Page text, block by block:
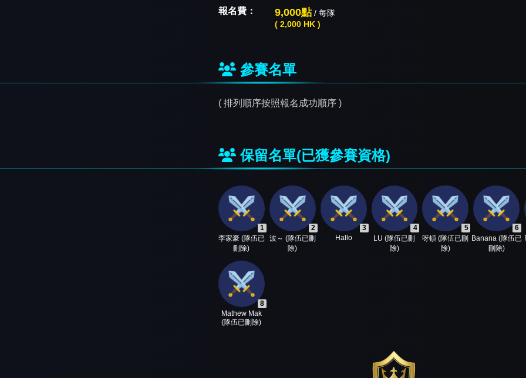
報名費： 9,000點/ 每隊
( 2,000 HK )
參賽名單
( 排列順序按照報名成功順序 )
保留名單(已獲參賽資格)
1
李家豪 (隊伍已
刪除)
2
波～ (隊伍已刪
除)
3
Hallo
4
LU (隊伍已刪
除)
5
呀頓 (隊伍已刪
除)
6
Banana (隊伍已
刪除)
8
Mathew Mak
(隊伍已刪除)